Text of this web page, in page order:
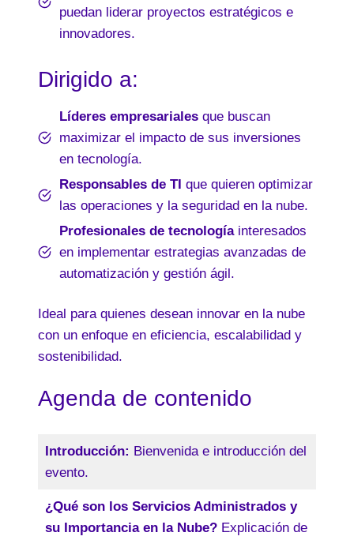
puedan liderar proyectos estratégicos e
innovadores.
Dirigido a:
Líderes empresariales que buscan
maximizar el impacto de sus inversiones
en tecnología.
Responsables de TI que quieren optimizar
las operaciones y la seguridad en la nube.
Profesionales de tecnologíainteresados
en implementar estrategias avanzadas de
automatización y gestión ágil.
Ideal para quienes desean innovar en la nube
con un enfoque en eficiencia, escalabilidad y
sostenibilidad.
Agenda de contenido
Introducción: Bienvenida e introducción del
evento.
¿Qué son los Servicios Administrados y
su Importancia en la Nube?Explicación de